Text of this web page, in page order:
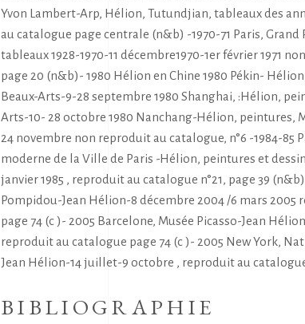
Yvon Lambert-Arp, Hélion, Tutundjian, tableaux des
au catalogue page centrale (n&b) -1970-71 Paris,
tableaux 1928-1970-11 décembre1970-1er février 1971
page 20 (n&b)- 1980 Hélion en Chine 1980 Pékin-
Beaux-Arts-9-28 septembre 1980 Shanghai, :Hélion,
Arts-10- 28 octobre 1980 Nanchang-Hélion, peintures,
24 novembre non reproduit au catalogue, n°6 -1984-85
moderne de la Ville de Paris -Hélion, peintures et
janvier 1985 , reproduit au catalogue n°21, page 39
Pompidou-Jean Hélion-8 décembre 2004 /6 mars 2005
page 74 (c )- 2005 Barcelone, Musée Picasso-Jean
reproduit au catalogue page 74 (c )- 2005 New York,
Jean Hélion-14 juillet-9 octobre , reproduit au catalogue
BIBLIOGRAPHIE